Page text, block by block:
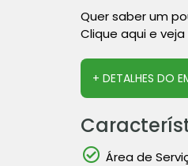
Quer saber um
Clique aqui e
+ DETALHES DO
Área de